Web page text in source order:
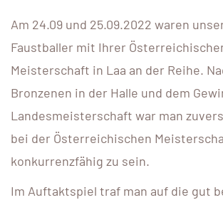
Am 24.09 und 25.09.2022 waren
Faustballer mit Ihrer
Meisterschaft in Laa an der Reihe.
Bronzenen in der Halle und dem
Landesmeisterschaft war man
bei der Österreichischen
konkurrenzfähig zu sein.
Im Auftaktspiel traf man auf die gut